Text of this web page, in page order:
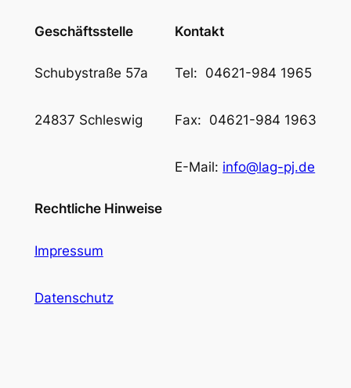
Geschäftsstelle
Schubystraße 57a
24837 Schleswig
Kontakt
Tel: 04621-984 1965
Fax: 04621-984 1963
E-Mail: info@lag-pj.de
Rechtliche Hinweise
Impressum
Datenschutz